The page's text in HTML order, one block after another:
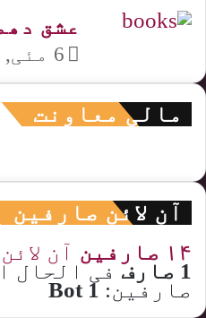
عشق
6 مئی, 2020
مالی معاونت
آن لائن صارفین
۱۴ صارفین آن لائن
1 صارف فی الحال
صارفین: 1 Bot